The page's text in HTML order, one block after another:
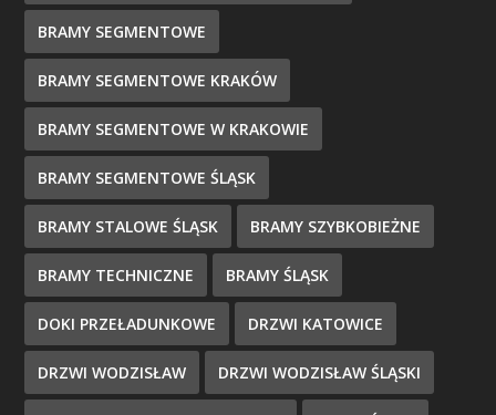
BRAMY SEGMENTOWE
BRAMY SEGMENTOWE KRAKÓW
BRAMY SEGMENTOWE W KRAKOWIE
BRAMY SEGMENTOWE ŚLĄSK
BRAMY STALOWE ŚLĄSK BRAMY SZYBKOBIEŻNE
BRAMY TECHNICZNE BRAMY ŚLĄSK
DOKI PRZEŁADUNKOWE DRZWI KATOWICE
DRZWI WODZISŁAW DRZWI WODZISŁAW ŚLĄSKI